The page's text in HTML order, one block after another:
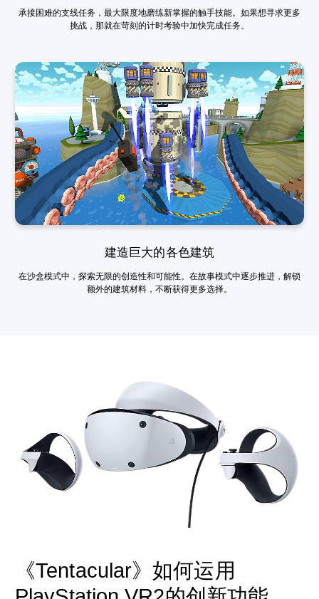
承接困难的支线任务，最大限度地磨练新掌握的触手技能。如果想寻求更多
挑战，那就在苛刻的计时考验中加快完成任务。
建造巨大的各色建筑
在沙盒模式中，探索无限的创造性和可能性。在故事模式中逐步推进，解锁
额外的建筑材料，不断获得更多选择。
《Tentacular》如何运用